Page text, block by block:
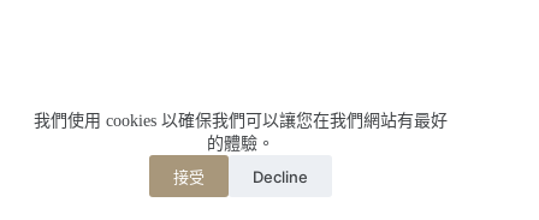
我們使用 cookies 以確保我們可以讓您在我們網站有最好
的體驗。
接受 Decline